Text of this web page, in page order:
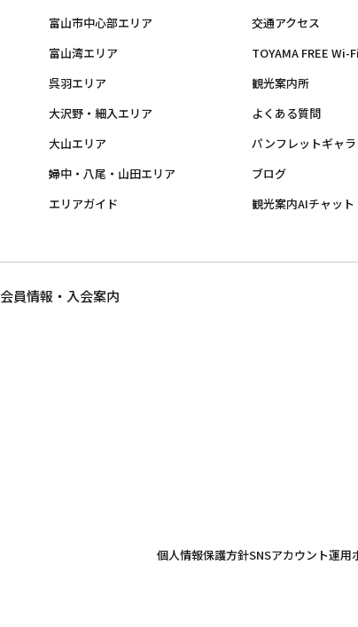
富山市中心部エリア
富山湾エリア
呉羽エリア
大沢野・細入エリア
大山エリア
婦中・八尾・山田エリア
エリアガイド
交通アクセス
TOYAMA FREE Wi-Fi
観光案内所
よくある質問
パンフレットギャラ
ブログ
観光案内AIチャット
会員情報・入会案内
個人情報保護方針SNSアカウント運用